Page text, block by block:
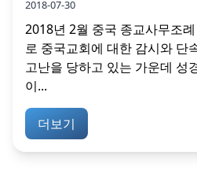
2018-07-30
2018년 2월 중국 종교사무조
로 중국교회에 대한 감시와 단
고난을 당하고 있는 가운데 성
이...
더보기